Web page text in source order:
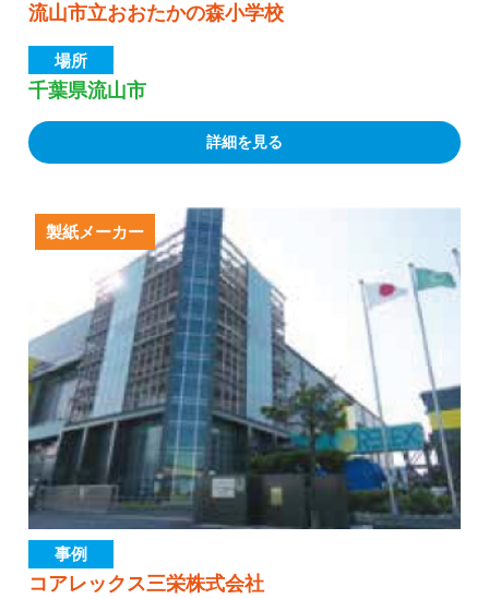
流山市立おおたかの森小学校
場所
千葉県流山市
詳細を見る
製紙メーカー
事例
コアレックス三栄株式会社